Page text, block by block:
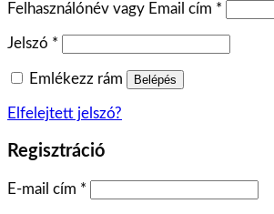
Felhasználónév vagy Email cím *
Jelszó *
Emlékezz rám Belépés
Elfelejtett jelszó?
Regisztráció
E-mail cím *